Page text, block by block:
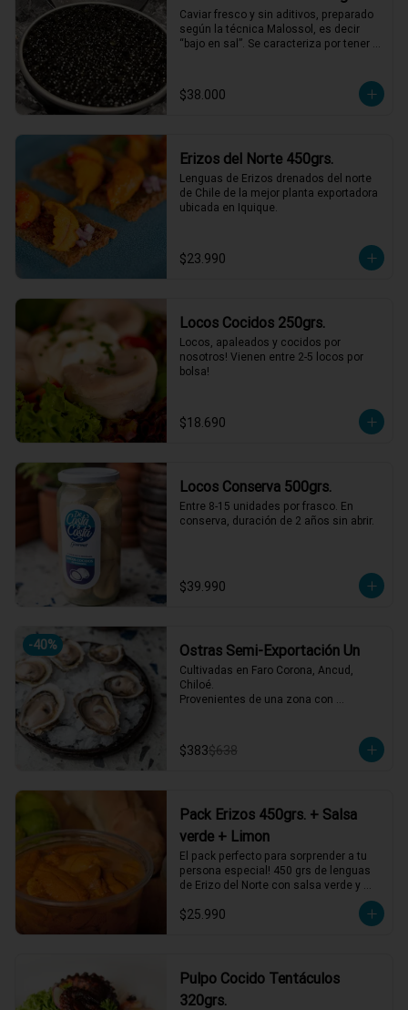
Caviar fresco y sin aditivos, preparado
según la técnica Malossol, es decir
“bajo en sal”. Se caracteriza por tener
marinos, con matices únicos para cada
cosecha. De calibre entre 2,7 y 3,1 mm,
$38.000
Erizos del Norte 450grs.
Lenguas de Erizos drenados del norte
de Chile de la mejor planta exportadora
ubicada en Iquique.
$23.990
Locos Cocidos 250grs.
Locos, apaleados y cocidos por
nosotros! Vienen entre 2-5 locos por
bolsa!
$18.690
Locos Conserva 500grs.
Entre 8-15 unidades por frasco. En
conserva, duración de 2 años sin abrir.
$39.990
-40% Ostras Semi-Exportación Un
Cultivadas en Faro Corona, Ancud,
Chiloé.
Provenientes de una zona con
Se reciben vivas semanalmente y se
abren al momento del servicio.
$383$638
Pack Erizos 450grs. + Salsa
verde + Limon
El pack perfecto para sorprender a tu
persona especial! 450 grs de lenguas
de Erizo del Norte con salsa verde y
$25.990
Pulpo Cocido Tentáculos
320grs.